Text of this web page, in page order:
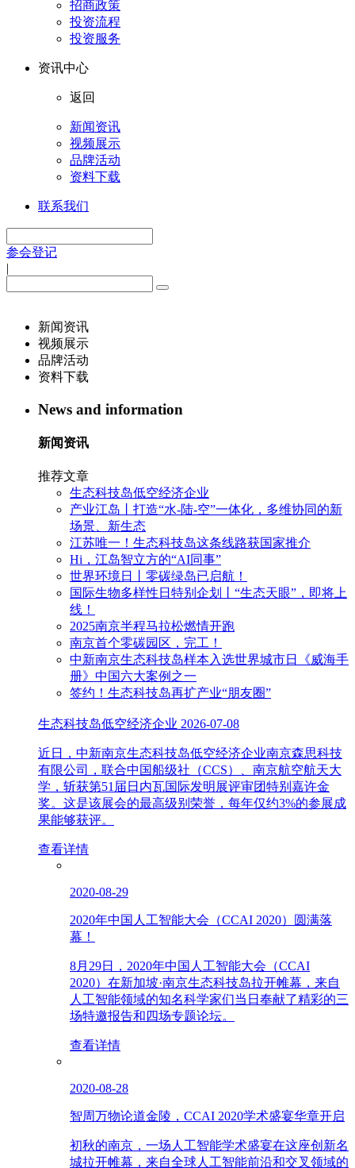
招商政策
投资流程
投资服务
资讯中心
返回
新闻资讯
视频展示
品牌活动
资料下载
联系我们
参会登记
|
新闻资讯
视频展示
品牌活动
资料下载
News and information
新闻资讯
推荐文章
生态科技岛低空经济企业
产业江岛丨打造“水-陆-空”一体化，多维协同的新
场景、新生态
江苏唯一！生态科技岛这条线路获国家推介
Hi，江岛智立方的“AI同事”
世界环境日丨零碳绿岛已启航！
国际生物多样性日特别企划丨“生态天眼”，即将上
线！
2025南京半程马拉松燃情开跑
南京首个零碳园区，完工！
中新南京生态科技岛样本入选世界城市日《威海手
册》中国六大案例之一
签约！生态科技岛再扩产业“朋友圈”
生态科技岛低空经济企业 2026-07-08
近日，中新南京生态科技岛低空经济企业南京森思科技
有限公司，联合中国船级社（CCS）、南京航空航天大
学，斩获第51届日内瓦国际发明展评审团特别嘉许金
奖。这是该展会的最高级别荣誉，每年仅约3%的参展成
果能够获评。
查看详情
2020-08-29
2020年中国人工智能大会（CCAI 2020）圆满落
幕！
8月29日，2020年中国人工智能大会（CCAI
2020）在新加坡·南京生态科技岛拉开帷幕，来自
人工智能领域的知名科学家们当日奉献了精彩的三
场特邀报告和四场专题论坛。
查看详情
2020-08-28
智周万物论道金陵，CCAI 2020学术盛宴华章开启
初秋的南京，一场人工智能学术盛宴在这座创新名
城拉开帷幕，来自全球人工智能前沿和交叉领域的